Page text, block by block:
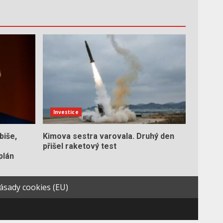
Investice
Kimova sestra varovala. Druhý den
přišel raketový test
cookies (EU)